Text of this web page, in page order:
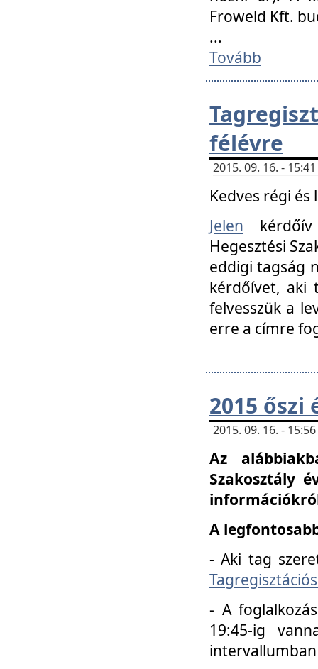
Froweld Kft.
...
Tovább
félévre
2015. 09. 16. -
Kedves régi
Jelen
Hegesztési
eddigi tagság
kérdőívet, aki
felvesszük a
erre a címre
2015 őszi
2015. 09. 16. -
Az
Szakosztály
A
- Aki tag
- A
19:45-ig